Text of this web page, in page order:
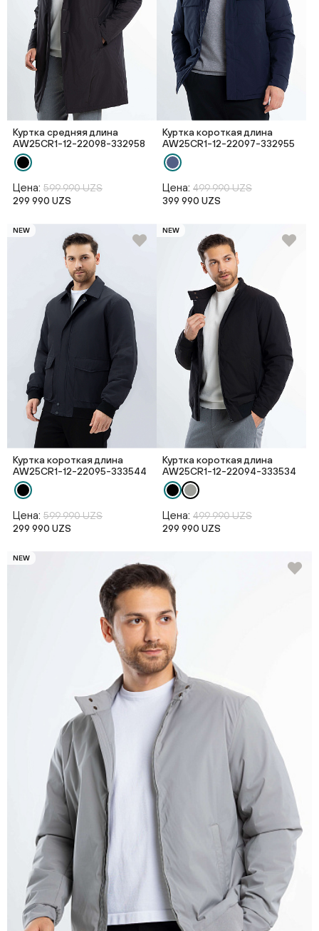
Куртка средняя длина
AW25CR1-12-22098-332958
Цена: 599 990 UZS
299 990 UZS
Куртка короткая длина
AW25CR1-12-22097-332955
Цена: 499 990 UZS
399 990 UZS
NEW
Куртка короткая длина
AW25CR1-12-22095-333544
Цена: 599 990 UZS
299 990 UZS
NEW
Куртка короткая длина
AW25CR1-12-22094-333534
Цена: 499 990 UZS
299 990 UZS
NEW